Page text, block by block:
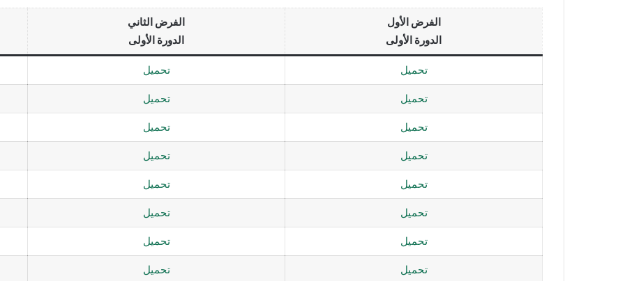
الفرض الأول
الدورة الأولى
الفرض الثاني
الدورة الأولى
تحميل تحميل
تحميل تحميل
تحميل تحميل
تحميل تحميل
تحميل تحميل
تحميل تحميل
تحميل تحميل
تحميل تحميل